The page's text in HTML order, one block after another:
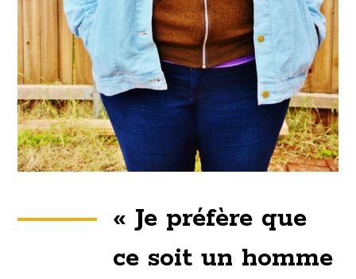
«Je préfère que
ce soit un homme